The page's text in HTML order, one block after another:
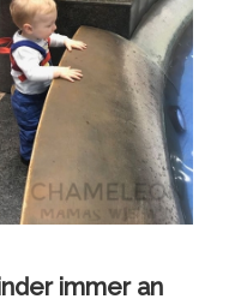
immer an